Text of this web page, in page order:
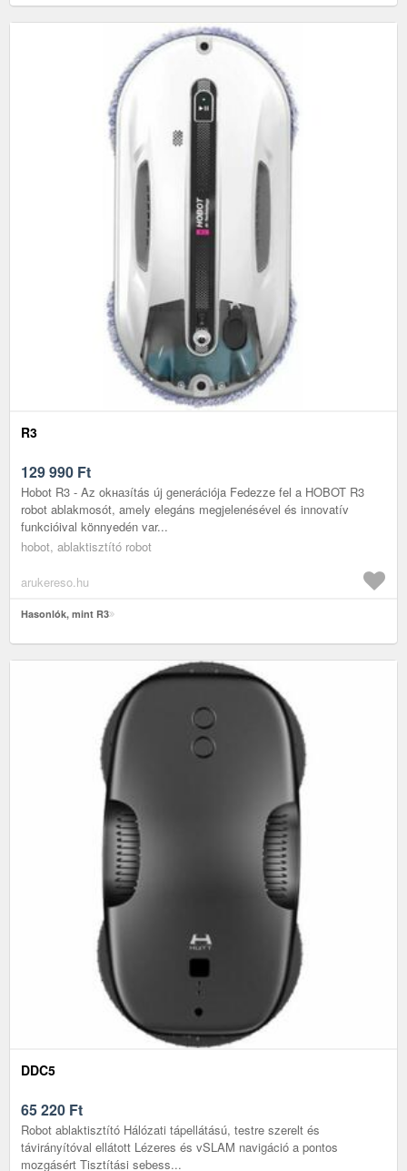
R3
129 990 Ft
Hobot R3 - Az okназítás új generációja Fedezze fel a HOBOT R3
robot ablakmosót, amely elegáns megjelenésével és innovatív
funkcióival könnyedén var...
hobot, ablaktisztító robot
arukereso.hu
Hasonlók, mint R3
DDC5
65 220 Ft
Robot ablaktisztító Hálózati tápellátású, testre szerelt és
távirányítóval ellátott Lézeres és vSLAM navigáció a pontos
mozgásért Tisztítási sebess...